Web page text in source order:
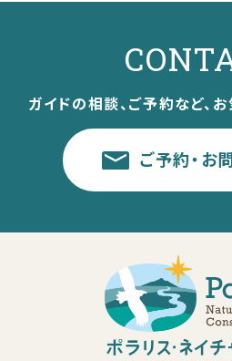
ガイドの相談、ご予約など、
ご予約・お